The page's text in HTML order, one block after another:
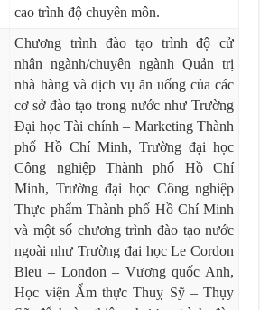
cao trình độ chuyên môn.
Chương trình đào tạo trình độ cử
nhân ngành/chuyên ngành Quản trị
nhà hàng và dịch vụ ăn uống của các
cơ sở đào tạo trong nước như Trường
Đại học Tài chính – Marketing Thành
phố Hồ Chí Minh, Trường đại học
Công nghiệp Thành phố Hồ Chí
Minh, Trường đại học Công nghiệp
Thực phẩm Thành phố Hồ Chí Minh
và một số chương trình đào tạo nước
ngoài như Trường đại học Le Cordon
Bleu – London – Vương quốc Anh,
Học viện Ẩm thực Thuỵ Sỹ – Thụy